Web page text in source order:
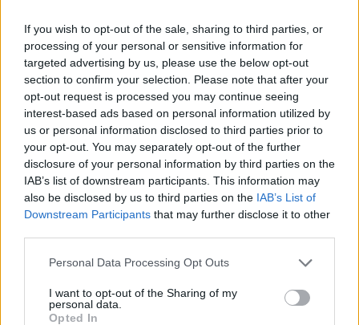
If you wish to opt-out of the sale, sharing to third parties, or
processing of your personal or sensitive information for
targeted advertising by us, please use the below opt-out
section to confirm your selection. Please note that after your
opt-out request is processed you may continue seeing
interest-based ads based on personal information utilized by
us or personal information disclosed to third parties prior to
your opt-out. You may separately opt-out of the further
disclosure of your personal information by third parties on the
IAB’s list of downstream participants. This information may
also be disclosed by us to third parties on the IAB’s List of
Downstream Participants that may further disclose it to other
Personal Data Processing Opt Outs
I want to opt-out of the Sharing of my
personal data.
Opted In
à Paris,
et
demande à emprunter ....
Ces